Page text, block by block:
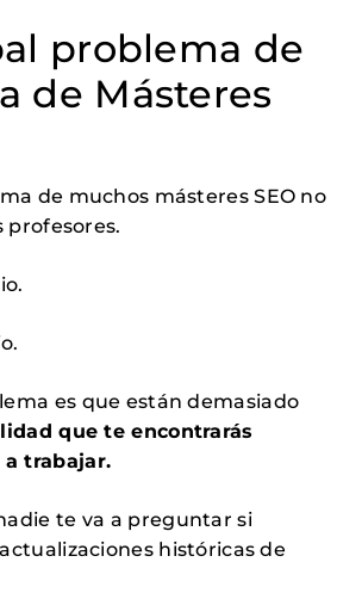
problema de
de Másteres
de muchos másteres SEO no
profesores.
es que están demasiado
que te encontrarás
a trabajar.
te va a preguntar si
históricas de